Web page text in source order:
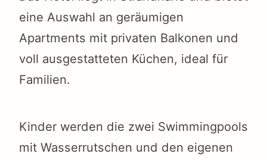
eine Auswahl an geräumigen
Apartments mit privaten Balkonen und
voll ausgestatteten Küchen, ideal für
Familien.
Kinder werden die zwei Swimmingpools
mit Wasserrutschen und den eigenen